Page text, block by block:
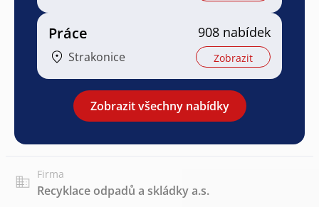
Práce
Strakonice
908 nabídek
Zobrazit
Zobrazit všechny nabídky
Firma
Recyklace odpadů a skládky a.s.